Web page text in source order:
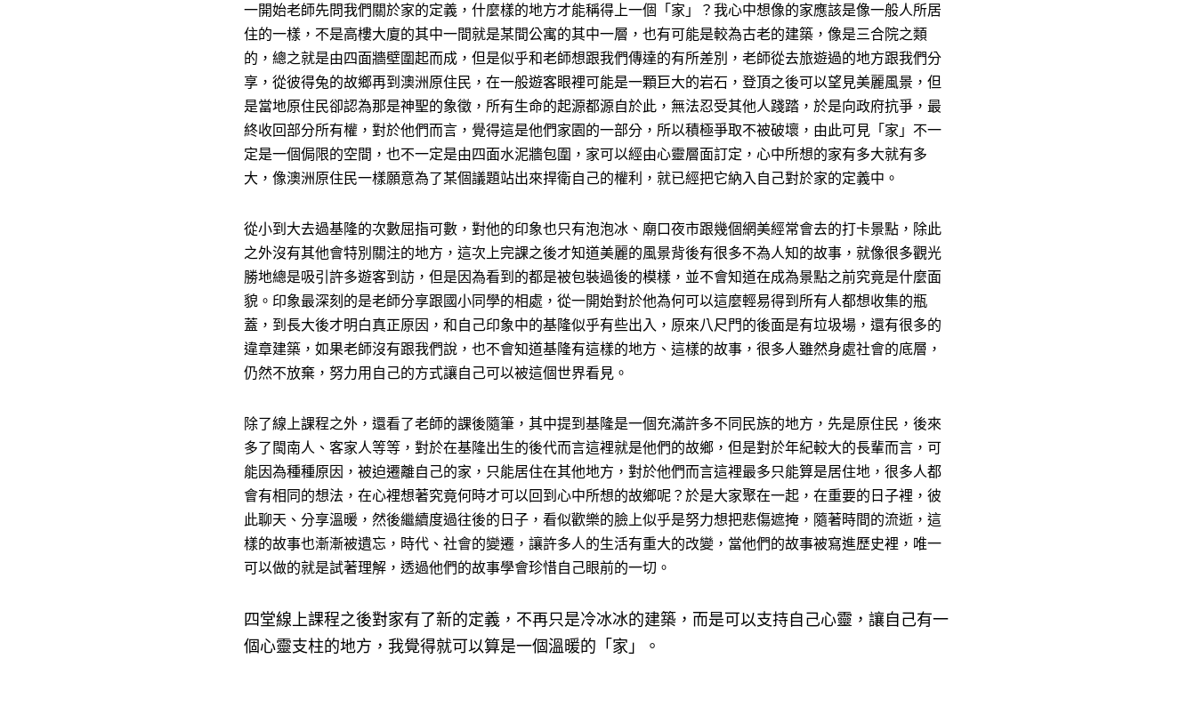
一開始老師先問我們關於家的定義，什麼樣的地方才能稱得上一個「家」？我心中想像的家應該是像一般人所居
住的一樣，不是高樓大廈的其中一間就是某間公寓的其中一層，也有可能是較為古老的建築，像是三合院之類
的，總之就是由四面牆壁圍起而成，但是似乎和老師想跟我們傳達的有所差別，老師從去旅遊過的地方跟我們分
享，從彼得兔的故鄉再到澳洲原住民，在一般遊客眼裡可能是一顆巨大的岩石，登頂之後可以望見美麗風景，但
是當地原住民卻認為那是神聖的象徵，所有生命的起源都源自於此，無法忍受其他人踐踏，於是向政府抗爭，最
終收回部分所有權，對於他們而言，覺得這是他們家園的一部分，所以積極爭取不被破壞，由此可見「家」不一
定是一個侷限的空間，也不一定是由四面水泥牆包圍，家可以經由心靈層面訂定，心中所想的家有多大就有多
大，像澳洲原住民一樣願意為了某個議題站出來捍衛自己的權利，就已經把它納入自己對於家的定義中。
從小到大去過基隆的次數屈指可數，對他的印象也只有泡泡冰、廟口夜市跟幾個網美經常會去的打卡景點，除此
之外沒有其他會特別關注的地方，這次上完課之後才知道美麗的風景背後有很多不為人知的故事，就像很多觀光
勝地總是吸引許多遊客到訪，但是因為看到的都是被包裝過後的模樣，並不會知道在成為景點之前究竟是什麼面
貌。印象最深刻的是老師分享跟國小同學的相處，從一開始對於他為何可以這麼輕易得到所有人都想收集的瓶
蓋，到長大後才明白真正原因，和自己印象中的基隆似乎有些出入，原來八尺門的後面是有垃圾場，還有很多的
違章建築，如果老師沒有跟我們說，也不會知道基隆有這樣的地方、這樣的故事，很多人雖然身處社會的底層，
仍然不放棄，努力用自己的方式讓自己可以被這個世界看見。
除了線上課程之外，還看了老師的課後隨筆，其中提到基隆是一個充滿許多不同民族的地方，先是原住民，後來
多了閩南人、客家人等等，對於在基隆出生的後代而言這裡就是他們的故鄉，但是對於年紀較大的長輩而言，可
能因為種種原因，被迫遷離自己的家，只能居住在其他地方，對於他們而言這裡最多只能算是居住地，很多人都
會有相同的想法，在心裡想著究竟何時才可以回到心中所想的故鄉呢？於是大家聚在一起，在重要的日子裡，彼
此聊天、分享溫暖，然後繼續度過往後的日子，看似歡樂的臉上似乎是努力想把悲傷遮掩，隨著時間的流逝，這
樣的故事也漸漸被遺忘，時代、社會的變遷，讓許多人的生活有重大的改變，當他們的故事被寫進歷史裡，唯一
可以做的就是試著理解，透過他們的故事學會珍惜自己眼前的一切。
四堂線上課程之後對家有了新的定義，不再只是冷冰冰的建築，而是可以支持自己心靈，讓自己有一
個心靈支柱的地方，我覺得就可以算是一個溫暖的「家」。